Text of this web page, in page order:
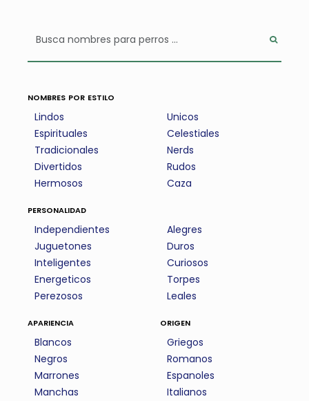
nombres por estilo
Lindos
Espirituales
Tradicionales
Divertidos
Hermosos
Unicos
Celestiales
Nerds
Rudos
Caza
personalidad
Independientes
Juguetones
Inteligentes
Energeticos
Perezosos
Alegres
Duros
Curiosos
Torpes
Leales
apariencia
Blancos
Negros
Marrones
Manchas
origen
Griegos
Romanos
Espanoles
Italianos